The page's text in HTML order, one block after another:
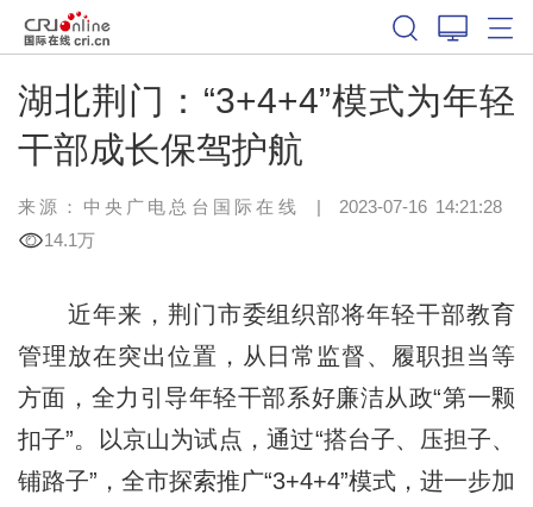
湖北荆门：“3+4+4”模式为年轻
干部成长保驾护航
来源：中央广电总台国际在线 | 2023-07-16 14:21:28
14.1万
近年来，荆门市委组织部将年轻干部教育
管理放在突出位置，从日常监督、履职担当等
方面，全力引导年轻干部系好廉洁从政“第一颗
扣子”。以京山为试点，通过“搭台子、压担子、
铺路子”，全市探索推广“3+4+4”模式，进一步加